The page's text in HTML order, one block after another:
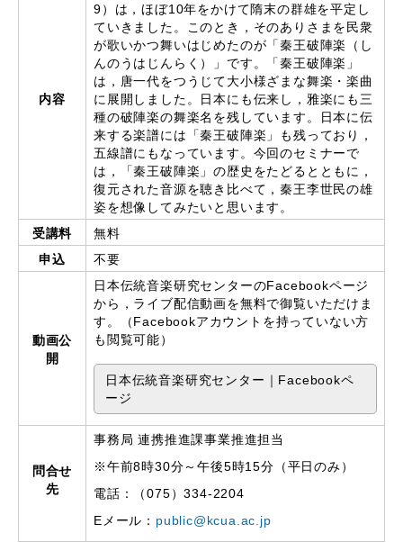
内容
9 ）は，ほぼ10年をかけて隋末の群雄を平定し
ていきました。このとき，そのありさまを民衆
が歌いかつ舞いはじめたのが「秦王破陣楽（し
んのうはじんらく）」です。「秦王破陣楽」
は，唐一代をつうじて大小様ざまな舞楽・楽曲
に展開しました。日本にも伝来し，雅楽にも三
種の破陣楽の舞楽名を残しています。日本に伝
来する楽譜には「秦王破陣楽」も残っており，
五線譜にもなっています。今回のセミナーで
は，「秦王破陣楽」の歴史をたどるとともに，
復元された音源を聴き比べて，秦王李世民の雄
姿を想像してみたいと思います。
受講料
無料
申込
不要
動画公
開
日本伝統音楽研究センターのFacebookページ
から，ライブ配信動画を無料で御覧いただけま
す。（ Facebookアカウントを持っていない方
も閲覧可能）
日本伝統音楽研究センター｜Facebookペ
ージ
問合せ
先
事務局 連携推進課事業推進担当
※午前8時30分～午後5時15分（平日のみ）
電話：（075）334-2204
Eメール： public@kcua.ac.jp